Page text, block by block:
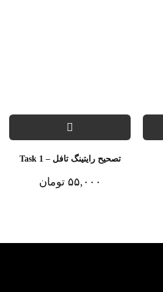
تصحیح رایتینگ تافل – Task 1
۵۵,۰۰۰ تومان